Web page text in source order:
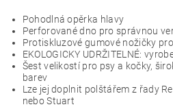
Pohodlná opěrka hlavy
Perforované dno pro správnou
Protiskluzové gumové nožičky
EKOLOGICKY UDRŽITELNÉ:
Šest velikostí pro psy a kočky,
barev
Lze jej doplnit polštářem z řady
nebo Stuart